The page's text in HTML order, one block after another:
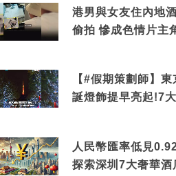
港男與女友住內地
偷拍 慘成色情片主
【#假期策劃師】東
誕燈飾提早亮起!7
人民幣匯率低見
探索深圳7大奢華酒